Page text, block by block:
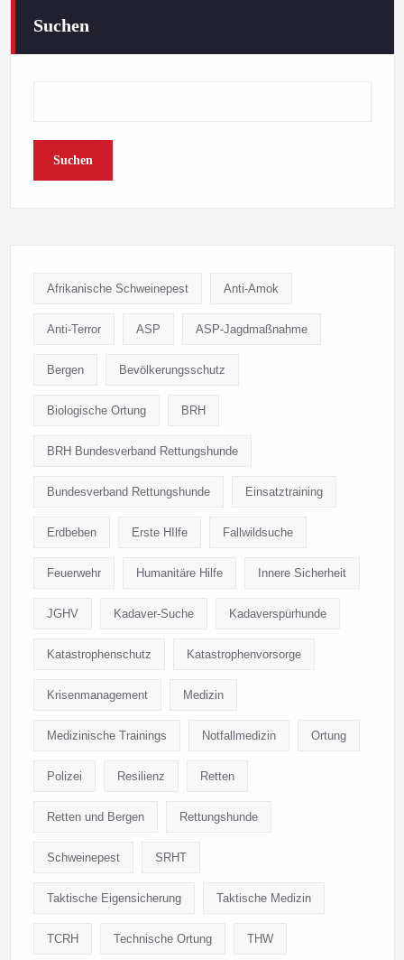
Suchen
Suchen
Afrikanische Schweinepest Anti-Amok
Anti-Terror ASP ASP-Jagdmaßnahme
Bergen Bevölkerungsschutz
Biologische Ortung BRH
BRH Bundesverband Rettungshunde
Bundesverband Rettungshunde Einsatztraining
Erdbeben Erste HIlfe Fallwildsuche
Feuerwehr Humanitäre Hilfe Innere Sicherheit
JGHV Kadaver-Suche Kadaverspürhunde
Katastrophenschutz Katastrophenvorsorge
Krisenmanagement Medizin
Medizinische Trainings Notfallmedizin Ortung
Polizei Resilienz Retten
Retten und Bergen Rettungshunde
Schweinepest SRHT
Taktische Eigensicherung Taktische Medizin
TCRH Technische Ortung THW